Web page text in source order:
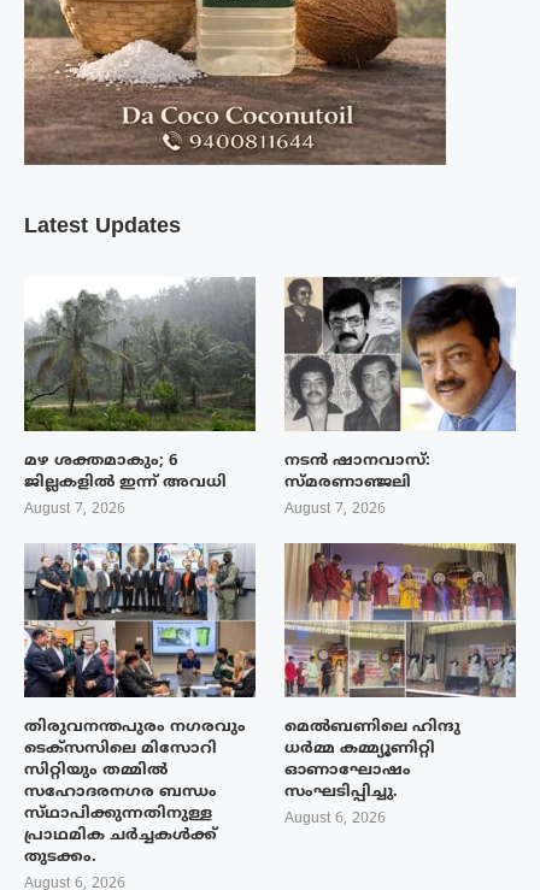
Latest Updates
മഴ ശക്തമാകും; 6
ജില്ലകളിൽ ഇന്ന് അവധി
August 7, 2026
നടൻ ഷാനവാസ്:
സ്മരണാഞ്ജലി
August 7, 2026
തിരുവനന്തപുരം നഗരവും
ടെക്‌സസിലെ മിസോറി
സിറ്റിയും തമ്മിൽ
സഹോദരനഗര ബന്ധം
സ്‌ഥാപിക്കുന്നതിനുള്ള
പ്രാഥമിക ചർച്ചകൾക്ക്
തുടക്കം.
August 6, 2026
മെൽബണിലെ ഹിന്ദു
ധർമ്മ കമ്മ്യൂണിറ്റി
ഓണാഘോഷം
സംഘടിപ്പിച്ചു.
August 6, 2026